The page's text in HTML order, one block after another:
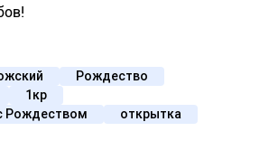
Рождество
1кр
Рождеством
открытка